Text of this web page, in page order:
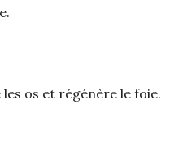
os et régénère le foie.